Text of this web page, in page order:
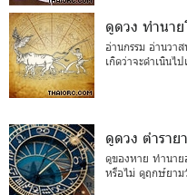
ดูดวง ทำนา
อ่านกรรม อ่านวา
เกิดว่าจะดำเนินไป
ดูดวง ตำรา
ดูของหาย ทำนาย
หรือไม่ ดูฤกษ์ยาม